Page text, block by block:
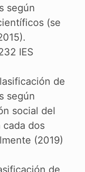
según
(se
IES
de
según
social del
dos
(2019)